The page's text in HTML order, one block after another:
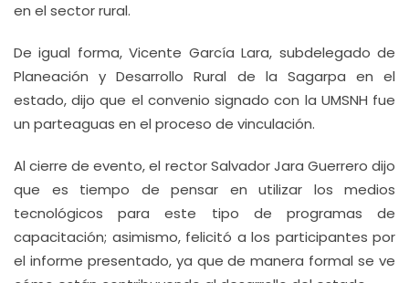
en el sector rural.
De igual forma, Vicente García Lara, subdelegado de
Planeación y Desarrollo Rural de la Sagarpa en el
estado, dijo que el convenio signado con la UMSNH fue
un parteaguas en el proceso de vinculación.
Al cierre de evento, el rector Salvador Jara Guerrero dijo
que es tiempo de pensar en utilizar los medios
tecnológicos para este tipo de programas de
capacitación; asimismo, felicitó a los participantes por
el informe presentado, ya que de manera formal se ve